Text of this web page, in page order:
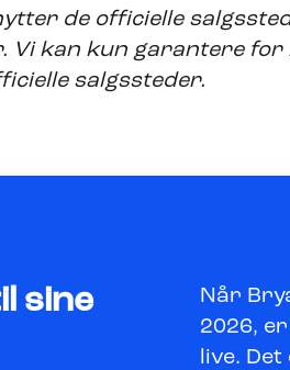
de officielle
Vi kan kun garantere
salgssteder.
sine
Når
2026,
live.